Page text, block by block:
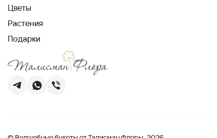
Цветы
Растения
Подарки